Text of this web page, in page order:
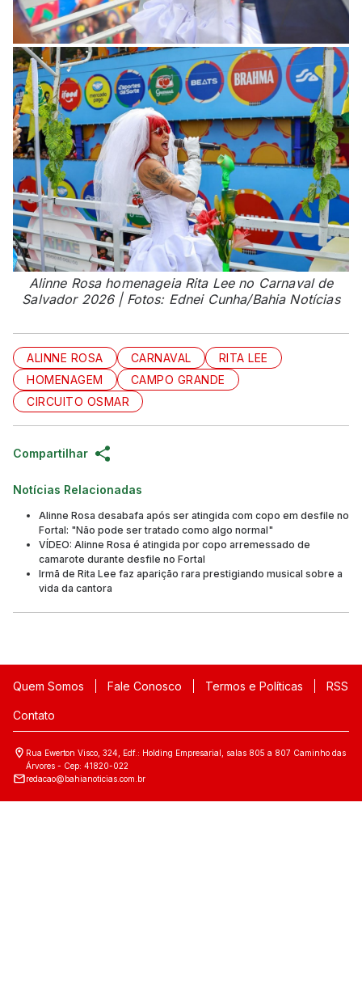
Alinne Rosa homenageia Rita Lee no Carnaval de
Salvador 2026 | Fotos: Ednei Cunha/Bahia Notícias
ALINNE ROSA CARNAVAL
RITA LEE
HOMENAGEM
CAMPO GRANDE
CIRCUITO OSMAR
Compartilhar
Notícias Relacionadas
Alinne Rosa desabafa após ser atingida com copo em desfile no
Fortal: "Não pode ser tratado como algo normal"
VÍDEO: Alinne Rosa é atingida por copo arremessado de
camarote durante desfile no Fortal
Irmã de Rita Lee faz aparição rara prestigiando musical sobre a
vida da cantora
Quem Somos Fale Conosco Termos e Políticas RSS
Contato
Rua Ewerton Visco, 324, Edf.: Holding Empresarial, salas 805 a 807 Caminho das
Árvores - Cep: 41820-022
redacao@bahianoticias.com.br